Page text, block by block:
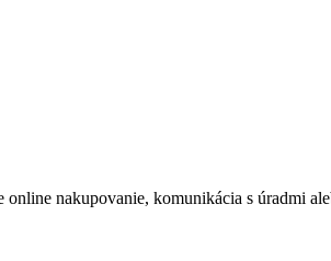
nakupovanie, komunikácia s úradmi